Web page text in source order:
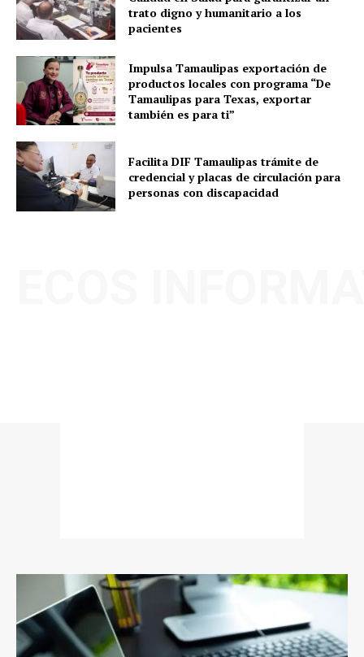
trato digno y humanitario a los
pacientes
Impulsa Tamaulipas exportación de
productos locales con programa “De
Tamaulipas para Texas, exportar
también es para ti”
Facilita DIF Tamaulipas trámite de
credencial y placas de circulación para
personas con discapacidad